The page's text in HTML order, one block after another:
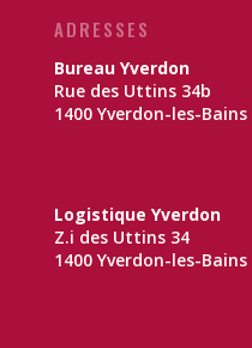
ADRESSES
Bureau Yverdon
Rue des Uttins 34b
1400 Yverdon-les-Bains
Logistique Yverdon
Z.i des Uttins 34
1400 Yverdon-les-Bains